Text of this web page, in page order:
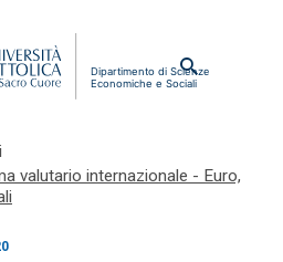
valutario internazionale - Euro,